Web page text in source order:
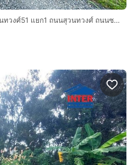
ที่ดินเปล่า 198 ตร.ว. ที่ดินเปล่า ซอยสุวินทวงศ์51 แยก1 ถนนสุวนทวงศ์ ถนนซอยสุวินทวงศ์51 เขตหนองจอก กรุงเทพมหานคร